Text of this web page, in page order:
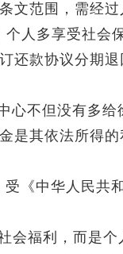
文范围，需经过
人多享受社会
还款协议分期
心不但没有多
是其依法所得
《中华人民共
会福利，而是个